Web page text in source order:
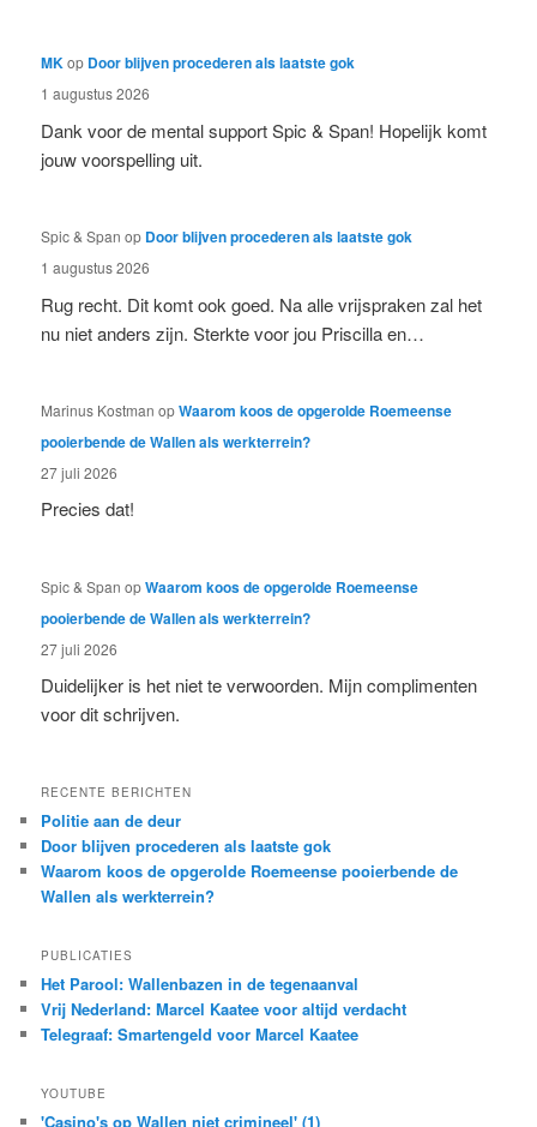
MKop Door blijven procederen als laatste gok
1 augustus 2026
Dank voor de mental support Spic & Span! Hopelijk komt
jouw voorspelling uit.
Spic & Span op Door blijven procederen als laatste gok
1 augustus 2026
Rug recht. Dit komt ook goed. Na alle vrijspraken zal het
nu niet anders zijn. Sterkte voor jou Priscilla en…
Marinus Kostman opWaarom koos de opgerolde Roemeense
pooierbende de Wallen als werkterrein?
27 juli 2026
Precies dat!
Spic & Span opWaarom koos de opgerolde Roemeense
pooierbende de Wallen als werkterrein?
27 juli 2026
Duidelijker is het niet te verwoorden. Mijn complimenten
voor dit schrijven.
RECENTE BERICHTEN
Politie aan de deur
Door blijven procederen als laatste gok
Waarom koos de opgerolde Roemeense pooierbende de
Wallen als werkterrein?
PUBLICATIES
Het Parool: Wallenbazen in de tegenaanval
Vrij Nederland: Marcel Kaatee voor altijd verdacht
Telegraaf: Smartengeld voor Marcel Kaatee
YOUTUBE
'Casino's op Wallen niet crimineel' (1)